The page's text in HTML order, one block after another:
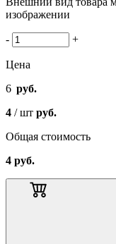
изображении
- +
Цена
6 руб.
4 / шт руб.
Общая стоимость
4 руб.